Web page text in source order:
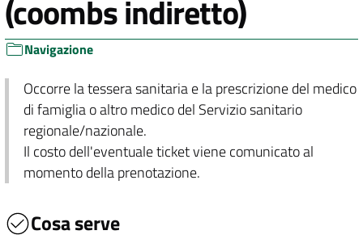
(coombs indiretto)
Navigazione
Occorre la tessera sanitaria e la prescrizione del medico
di famiglia o altro medico del Servizio sanitario
regionale/nazionale.
Il costo dell'eventuale ticket viene comunicato al
momento della prenotazione.
Cosa serve